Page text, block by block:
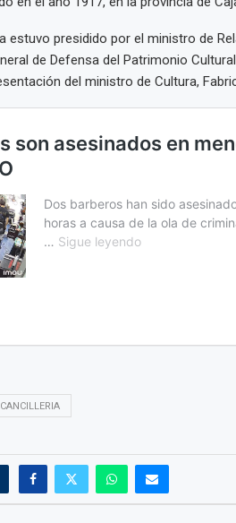
estuvo presidido por el ministro de
de Defensa del Patrimonio
del ministro de Cultura,
CANCILLERIA